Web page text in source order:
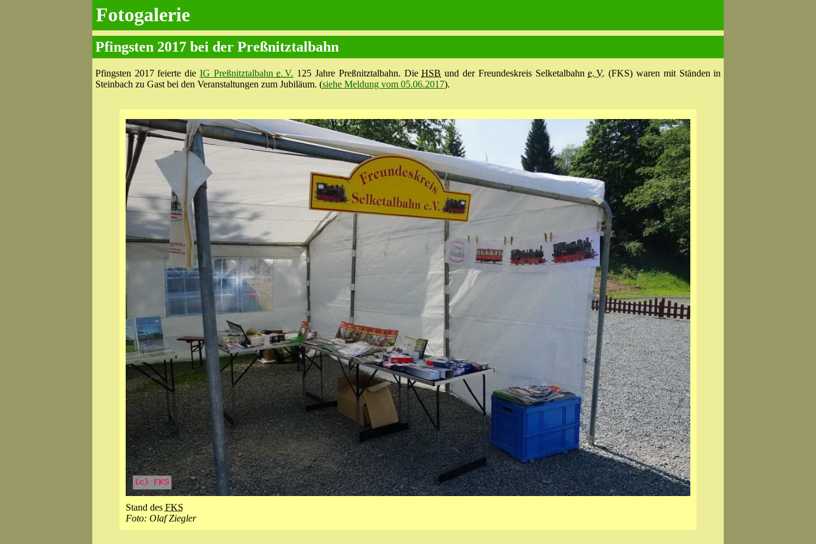
Fotogalerie
Pfingsten 2017 bei der Preßnitztalbahn
Pfingsten 2017 feierte die IG Preßnitztalbahne. V. 125 Jahre Preßnitztalbahn. DieHSB und der Freundes­kreis Selketal­bahne. V. (FKS) waren mit Ständen in
Steinbach zu Gast bei den Veranstal­tungen zum Jubiläum. (siehe Meldung vom 05.06.2017).
Stand des FKS
Foto: Olaf Ziegler